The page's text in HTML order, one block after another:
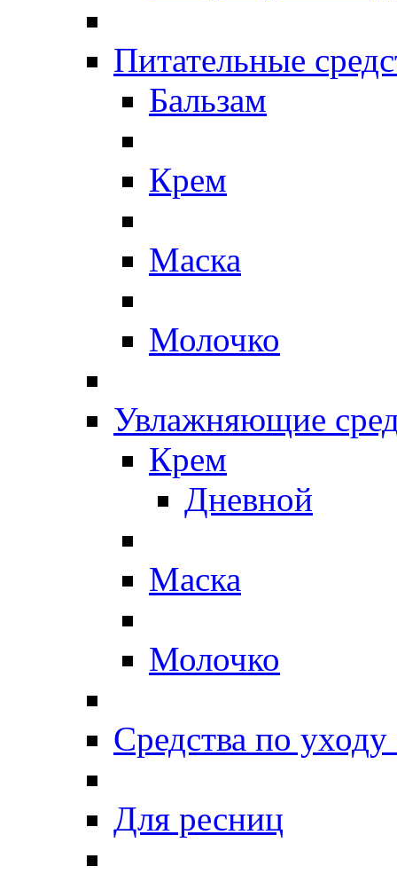
Питательные
Бальзам
Крем
Маска
Молочко
Увлажняющие
Крем
Дневной
Маска
Молочко
Средства по уходу
Для ресниц